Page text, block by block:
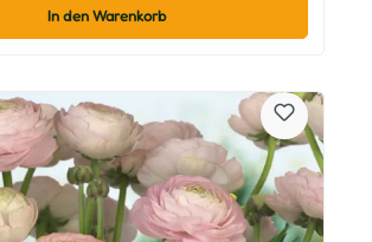
In den Warenkorb